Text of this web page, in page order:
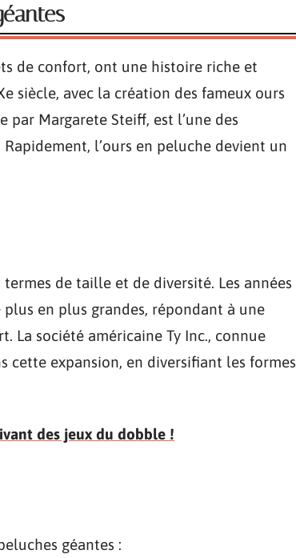
de confort, ont une histoire riche et
siècle, avec la création des fameux ours
par Margarete Steiff, est l’une des
l’ours en peluche devient un
de taille et de diversité. Les années
plus en plus grandes, répondant à une
La société américaine Ty Inc., connue
cette expansion, en diversifiant les formes
des jeux du dobble !
géantes :